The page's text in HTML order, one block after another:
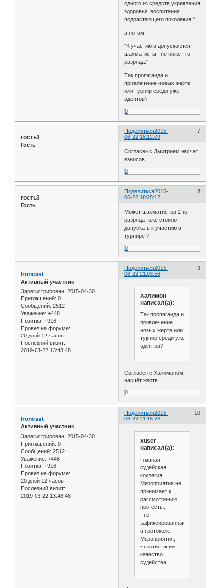
одного из средств укрепления
здоровья, воспитания
подрастающего поколения;"
а потом:
"К участию в допускаются
шахматисты, не ниже I-го
разряда."
Так пропаганда и
привлечение новых жертв
или турнир среди уже
адептов?
0
Поделиться 7
2015-
06-22 18:12:09
гость3
Гость
Согласен с Дмитрием насчет
взносов
0
Поделиться 8
2015-
06-22 18:25:12
гость3
Гость
Может шахматистов 2-го
разряда тоже стоило
допускать к участию в
турнире ?
0
Поделиться 9
2015-
06-22 21:03:56
Ironcast
Активный участник
Зарегистрирован: 2015-04-30
Приглашений: 0
Сообщений: 2512
Уважение: +448
Позитив: +916
Провел на форуме:
20 дней 12 часов
Последний визит:
2019-03-22 13:48:48
Халимон
написал(а):
Так пропаганда и
привлечение
новых жертв или
турнир среди уже
адептов?
Согласен с Халимоном
насчёт жертв..
0
Поделиться 10
2015-
06-22 21:16:23
Ironcast
Активный участник
Зарегистрирован: 2015-04-30
Приглашений: 0
Сообщений: 2512
Уважение: +448
Позитив: +916
Провел на форуме:
20 дней 12 часов
Последний визит:
2019-03-22 13:48:48
xuser
написал(а):
Главная
судейская
коллегия
Мероприятия не
принимает к
рассмотрению
протесты:
- не
зафиксированные
в протоколе
Мероприятия;
- протесты на
качество
судейства.